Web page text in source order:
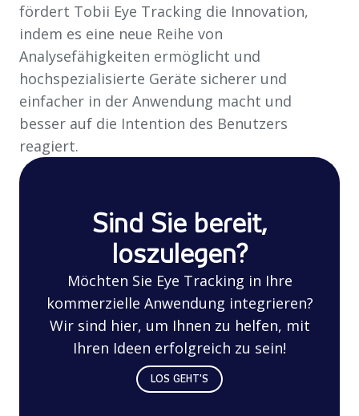
fördert Tobii Eye Tracking die Innovation,
indem es eine neue Reihe von
Analysefähigkeiten ermöglicht und
hochspezialisierte Geräte sicherer und
einfacher in der Anwendung macht und
besser auf die Intention des Benutzers
reagiert.
Sind Sie bereit,
loszulegen?
Möchten Sie Eye Tracking in Ihre
kommerzielle Anwendung integrieren?
Wir sind hier, um Ihnen zu helfen, mit
Ihren Ideen erfolgreich zu sein!
LOS GEHT'S